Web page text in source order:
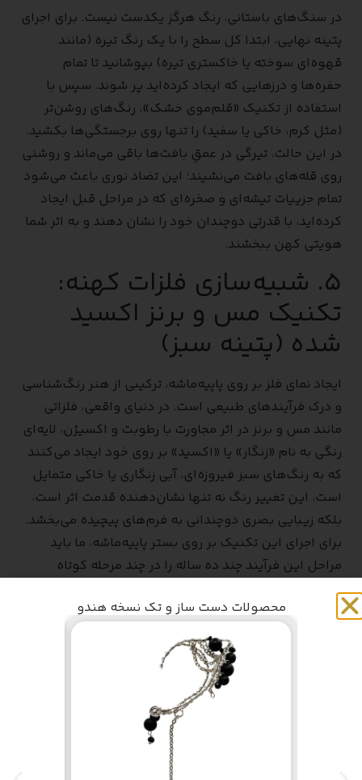
در سنگ‌های باستانی، رنگ هرگز یکدست نیست. برای اجرای
پتینه نهایی، ابتدا کل سطح را با یک رنگ تیره (مانند
قهوه‌ای سوخته یا خاکستری تیره) بپوشانید تا تمام
حفره‌ها و درزهایی که ایجاد کرده‌اید پر شوند. سپس با
استفاده از تکنیک «قلم‌موی خشک»، رنگ‌های روشن‌تر
(مثل کرم، خاکی یا سفید) را تنها روی برجستگی‌ها بکشید.
در این حالت، تیرگی در عمقِ بافت‌ها باقی می‌ماند و روشنی
روی قله‌های بافت می‌نشیند؛ این تضاد نوری باعث می‌شود
تمام جزییات تیشه‌ای و صخره‌ای که در مراحل قبل ایجاد
کرده‌اید، با قدرتی دوچندان خود را نشان دهند و به اثر شما
هویتی کهن ببخشند.
۵. شبیه‌سازی فلزات کهنه:
تکنیک مس و برنز اکسید
شده (پتینه سبز)
ایجاد نمای فلز بر روی پاپیه‌ماشه، ترکیبی از هنر رنگ‌شناسی
و درک فرآیندهای طبیعی است. در دنیای واقعی، فلزاتی
مانند مس و برنز در اثر مجاورت با رطوبت و اکسیژن، لایه‌ای
رنگی به نام «زنگار» یا «اکسید» بر روی خود ایجاد می‌کنند
که به رنگ‌های سبز فیروزه‌ای، آبی زنگاری یا خاکی متمایل
است. این تغییر رنگ نه تنها نشان‌دهنده قدمت اثر است،
بلکه زیبایی بصری دوچندانی به فرم‌های پیچیده می‌بخشد.
برای اجرای این تکنیک بر روی بستر پاپیه‌ماشه، ما باید
مراحل این فرآیند چند ده ساله را در چند مرحله کوتاه
شبیه‌سازی کنیم.
لایه‌گذاری پایه با رنگ‌های متالیک
و ایجاد سنگینی بصری
نخستین قدم برای فلزی نشان دادن یک حجم کاغذی،
انتخاب رنگ پایه صحیح است. ابتدا تمام سطح کار را با یک
رنگ تیره و مات (مانند مشکی یا قهوه‌ای سوخته)
بپوشانید. این لایه تیره باعث می‌شود که در مراحل بعدی،
محصولات دست ساز و تک نسخه هندو